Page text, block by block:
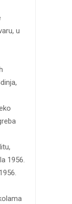
u
1956.